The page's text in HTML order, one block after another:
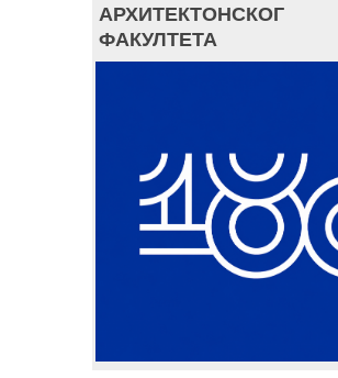
АРХИТЕКТОНСКОГ
ФАКУЛТЕТА